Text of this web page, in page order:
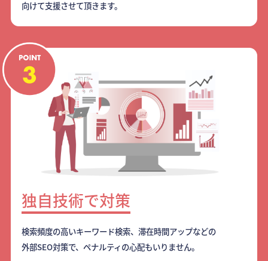
向けて支援させて頂きます。
独自技術で対策
検索頻度の高いキーワード検索、滞在時間アップなどの
外部SEO対策で、ペナルティの心配もいりません。